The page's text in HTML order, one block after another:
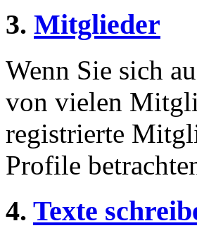
3. Mitglieder
Wenn Sie sich
von vielen
registrierte
Profile
4. Texte